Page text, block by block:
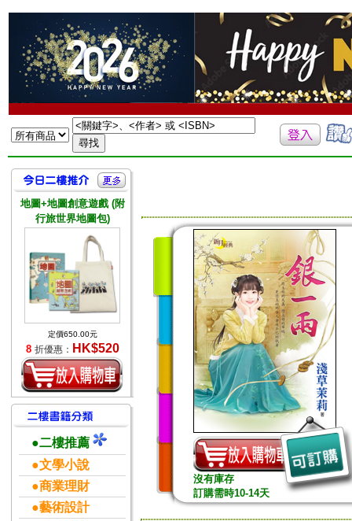
地圖+地圖創意遊戲 (附
行旅世界地圖包)
定價650.00元
8 折優惠： HK$520
●二樓推薦
●文學小說
●商業理財
●藝術設計
沒有庫存
訂購需時10-14天